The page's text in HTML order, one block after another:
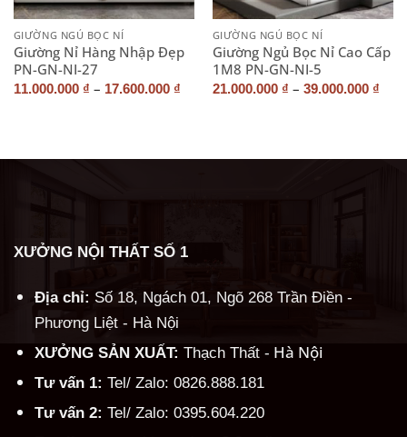
GIƯỜNG NGỦ BỌC NỈ
Giường Nỉ Hàng Nhập Đẹp
PN-GN-NI-27
11.000.000 ₫ – 17.600.000 ₫
GIƯỜNG NGỦ BỌC NỈ
Giường Ngủ Bọc Nỉ Cao Cấp
1M8 PN-GN-NI-5
21.000.000 ₫ – 39.000.000 ₫
XƯỞNG NỘI THẤT SỐ 1
Địa chỉ: Số 18, Ngách 01, Ngõ 268 Trần Điền -
Phương Liệt - Hà Nội
XƯỞNG SẢN XUẤT: Thạch Thất - Hà Nội
Tư vấn 1: Tel/ Zalo: 0826.888.181
Tư vấn 2: Tel/ Zalo: 0395.604.220